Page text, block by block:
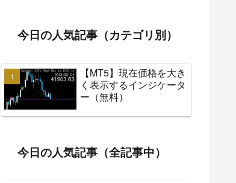
今日の人気記事（カテゴリ別）
【MT5】現在価格を大き
く表示するインジケータ
ー（無料）
今日の人気記事（全記事中）